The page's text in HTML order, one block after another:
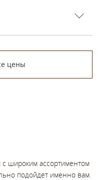
цены
с широким ассортиментом
подойдет именно вам.